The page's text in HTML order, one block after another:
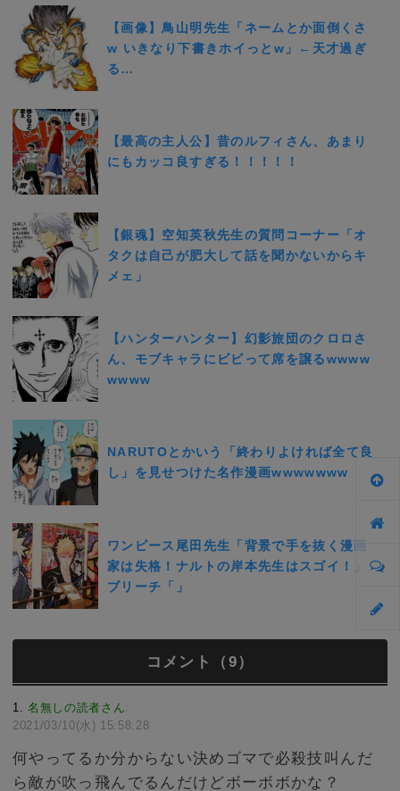
【画像】鳥山明先生「ネームとか面倒くさ
w いきなり下書きホイっとw」←天才過ぎ
る…
【最高の主人公】昔のルフィさん、あまり
にもカッコ良すぎる！！！！！
【銀魂】空知英秋先生の質問コーナー「オ
タクは自己が肥大して話を聞かないからキ
メェ」
【ハンターハンター】幻影旅団のクロロさ
ん、モブキャラにビビって席を譲るwwww
wwww
NARUTOとかいう「終わりよければ全て良
し」を見せつけた名作漫画wwwwwww
ワンピース尾田先生「背景で手を抜く漫画
家は失格！ナルトの岸本先生はスゴイ！」
ブリーチ「」
コメント（9）
1 名無しの読者さん:
2021/03/10(水) 15:58:28
何やってるか分からない決めゴマで必殺技叫んだ
ら敵が吹っ飛んでるんだけどボーボボかな？